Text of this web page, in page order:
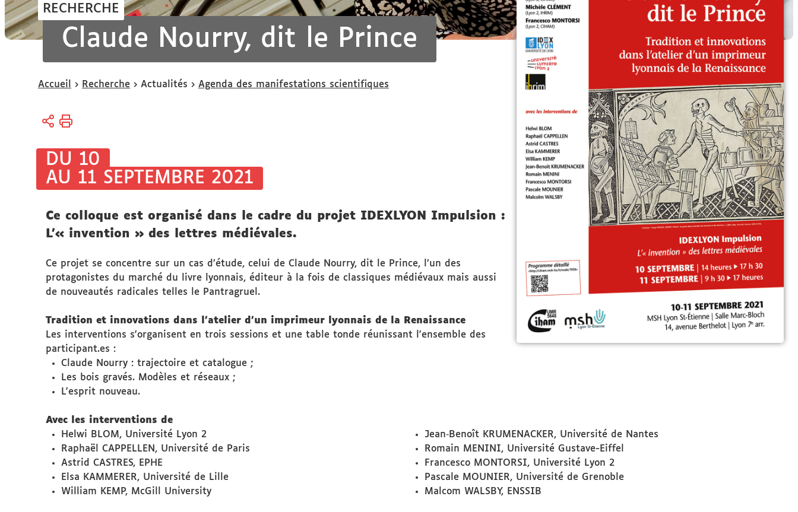
RECHERCHE
Claude Nourry, dit le Prince
Vous
ici :
Accueil Recherche Actualités Agenda des manifestations scientifiques
DU 10
AU 11 SEPTEMBRE 2021
Ce colloque est organisé dans le cadre du projet IDEXLYON Impulsion :
L’« invention » des lettres médiévales.
Ce projet se concentre sur un cas d’étude, celui de Claude Nourry, dit le Prince, l’un des
protagonistes du marché du livre lyonnais, éditeur à la fois de classiques médiévaux mais aussi
de nouveautés radicales telles le Pantragruel.
Tradition et innovations dans l’atelier d’un imprimeur lyonnais de la Renaissance
Les interventions s'organisent en trois sessions et une table tonde réunissant l'ensemble des
participant.es :
Claude Nourry : trajectoire et catalogue ;
Les bois gravés. Modèles et réseaux ;
L'esprit nouveau.
Avec les interventions de
Helwi BLOM, Université Lyon 2
Raphaël CAPPELLEN, Université de Paris
Astrid CASTRES, EPHE
Elsa KAMMERER, Université de Lille
William KEMP, McGill University
Jean‑Benoît KRUMENACKER, Université de Nantes
Romain MENINI, Université Gustave-Eiffel
Francesco MONTORSI, Université Lyon 2
Pascale MOUNIER, Université de Grenoble
Malcom WALSBY, ENSSIB